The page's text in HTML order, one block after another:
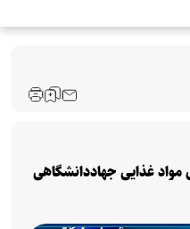
غذایی جهاددانشگاهی